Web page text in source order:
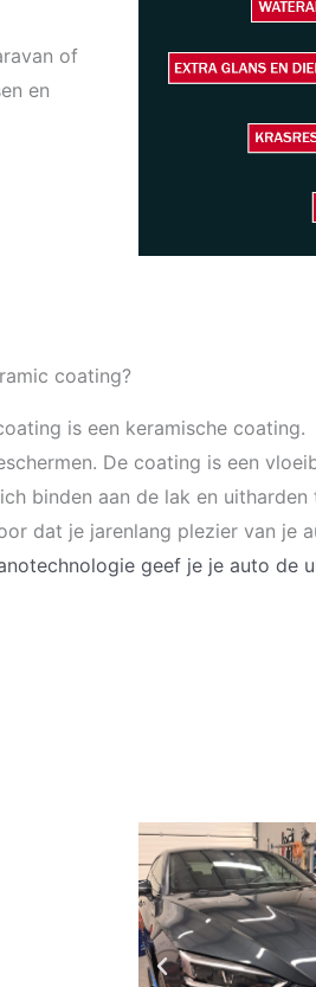
of
en
coating?
is een keramische
De coating is een
binden aan de lak en
dat je jarenlang plezier van je
geef je je auto de